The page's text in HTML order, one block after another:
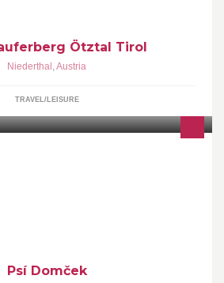
Ötztal Tirol
Niederthal ,Austria
TRAVEL/LEISURE
Psí Domček